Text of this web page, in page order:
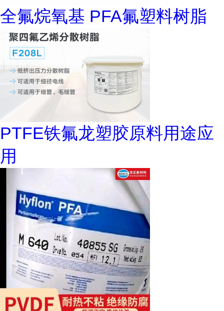
全氟烷氧基 PFA氟塑料树脂
PTFE铁氟龙塑胶原料用途应
用